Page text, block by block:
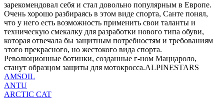
зарекомендовал себя и стал довольно популярным в Европе.
Очень хорошо разбираясь в этом виде спорта, Санте понял,
что у него есть возможность применить свои таланты и
техническую смекалку для разработки нового типа обуви,
которая отвечала бы защитным потребностям и требованиям
этого прекрасного, но жестокого вида спорта.
Революционные ботинки, созданные г-ном Маццароло,
станут образцом защиты для мотокросса.ALPINESTARS
AMSOIL
ANTU
ARCTIC CAT